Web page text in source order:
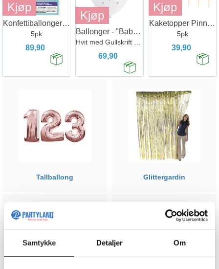
Samtykke Detaljer Om
Kjøp
Konfettiballonger - Rosa Hjerter
5pk
89,90
Kjøp
Ballonger - "Baby Shower"
Hvit med Gullskrift - 30cm - 5pk
69,90
Kjøp
Kaketopper Pinne - Baby Boy - Babyshower
5pk
39,90
Tallballong Glittergardin